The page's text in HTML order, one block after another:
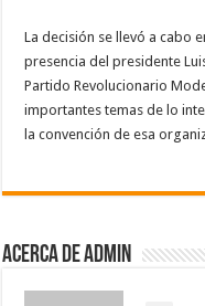
La decisión se llevó a cabo
presencia del presidente
Partido Revolucionario
importantes temas de lo
la convención de esa
Acerca de admin